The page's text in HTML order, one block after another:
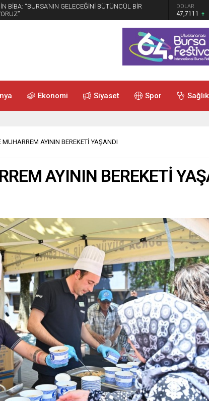
BİBA: “BURSA’NIN GELECEĞİNİ BÜTÜNCÜL BİRGRAM ALTIN DOLAR
47,7111
Ekonomi Siyaset Spor Sağlık
MUHARREM AYININ BEREKETİ YAŞANDI
AYININ BEREKETİ